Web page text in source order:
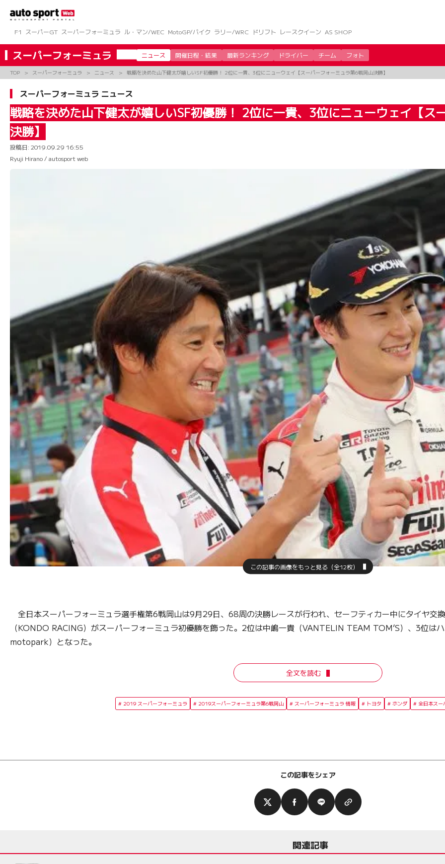
ツ
へ
ス
キ
ッ
F1 スーパーGT スーパーフォーミュラ ル・マン/WEC MotoGP/バイク ラリー/WRC ドリフト レースクイーン AS SHOP
スーパーフォーミュラ ニュース 開催日程・結果 最新ランキング ドライバー チーム フォト
TOP スーパーフォーミュラ ニュース 戦略を決めた山下健太が嬉しいSF初優勝！ 2位に一貴、3位にニューウェイ【スーパーフォーミュラ第6戦岡山決勝】
スーパーフォーミュラ ニュース
戦略を決めた山下健太が嬉しいSF初優勝！ 2位に一貴、3位にニューウェイ【ス
決勝】
投稿日: 2019.09.29 16:55
Ryuji Hirano / autosport web
この記事の画像をもっと見る（全12枚）
全日本スーパーフォーミュラ選手権第6戦岡山は9月29日、68周の決勝レースが行われ、セーフティカー中にタイヤ交
（KONDO RACING）がスーパーフォーミュラ初優勝を飾った。2位は中嶋一貴（VANTELIN TEAM TOM’S）、3位
motopark）となった。
全文を読む
2019 スーパーフォーミュラ 2019スーパーフォーミュラ第6戦岡山 スーパーフォーミュラ 情報 トヨタ ホンダ 全日本スー
この記事をシェア
関連記事